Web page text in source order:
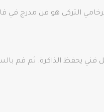
التركي هو فن مدرج في
فني يحفظ الذاكرة. ثم قم